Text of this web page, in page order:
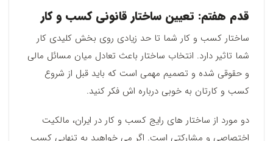
قدم هفتم: تعیین ساختار قانونی کسب و کار
ساختار کسب و کار شما تا حد زیادی روی بخش کلیدی کار
شما تاثیر دارد. انتخاب ساختار باعث تعادل میان مسائل مالی
و حقوقی شده و تصمیم مهمی است که باید قبل از شروع
کسب و کارتان به خوبی درباره اش فکر کنید.
دو مورد از ساختار های رایج کسب و کار در ایران، مالکیت